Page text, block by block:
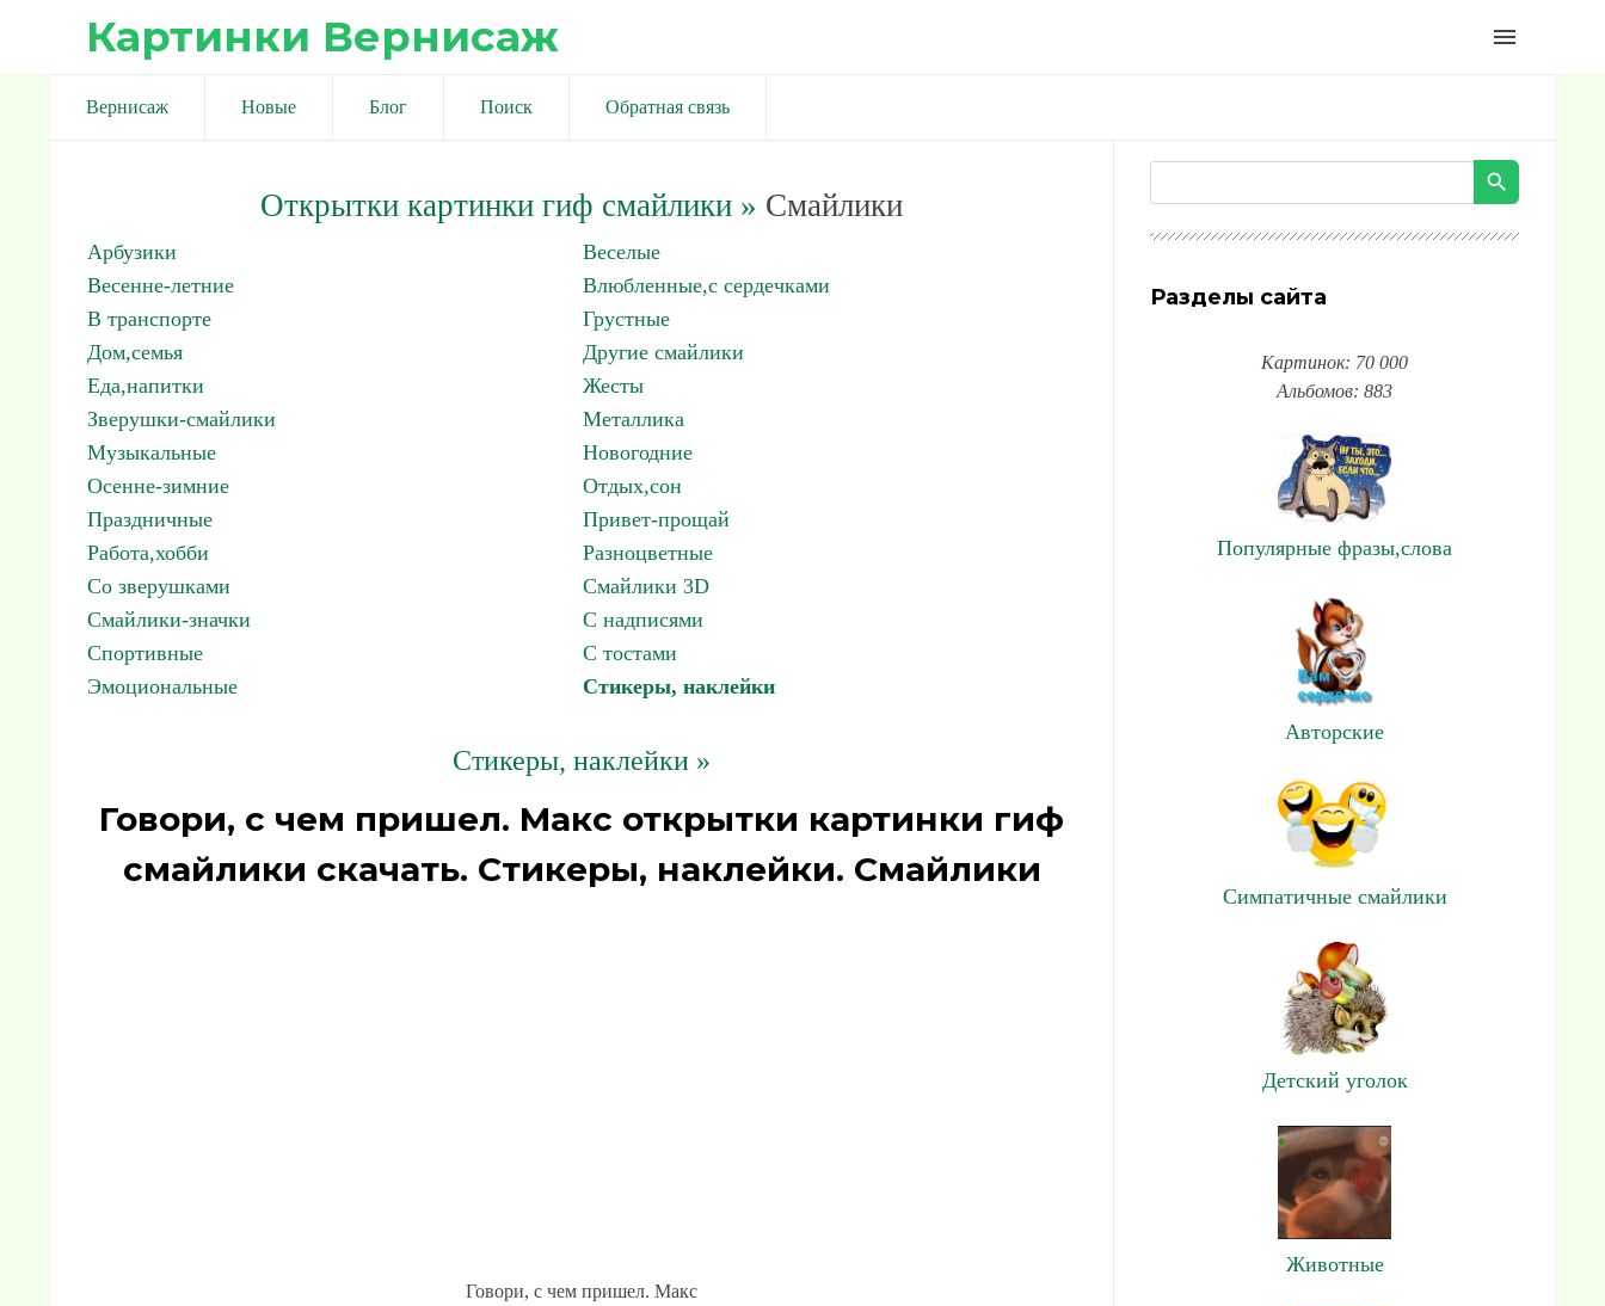
Картинки Вернисаж menu
Вернисаж Новые Блог Поиск Обратная связь
Открытки картинки гиф смайлики » Смайлики
Арбузики
Веселые
Весенне-летние
Влюбленные,с сердечками
В транспорте
Грустные
Дом,семья
Другие смайлики
Еда,напитки
Жесты
Зверушки-смайлики
Металлика
Музыкальные
Новогодние
Осенне-зимние
Отдых,сон
Праздничные
Привет-прощай
Работа,хобби
Разноцветные
Со зверушками
Смайлики 3D
Смайлики-значки
С надписями
Спортивные
С тостами
Эмоциональные
Стикеры, наклейки
Стикеры, наклейки »
Говори, с чем пришел. Макс открытки картинки гиф
смайлики скачать. Стикеры, наклейки. Смайлики
Говори, с чем пришел. Макс
Разделы сайта
Картинок: 70 000
Альбомов: 883
Популярные фразы,слова
Авторские
Симпатичные смайлики
Детский уголок
Животные